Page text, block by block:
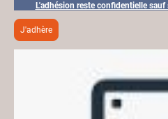
L'adhésion reste confidentielle
J'adhère